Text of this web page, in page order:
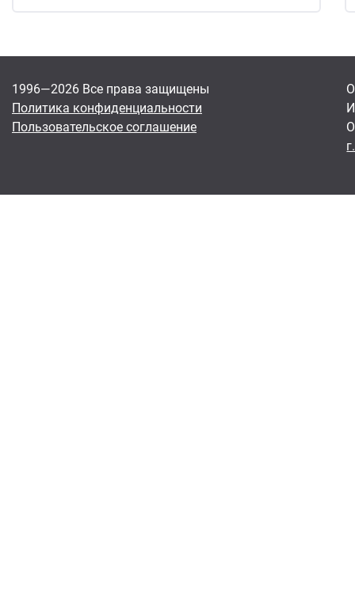
1996—2026 Все права защищены
Политика конфиденциальности
Пользовательское соглашение